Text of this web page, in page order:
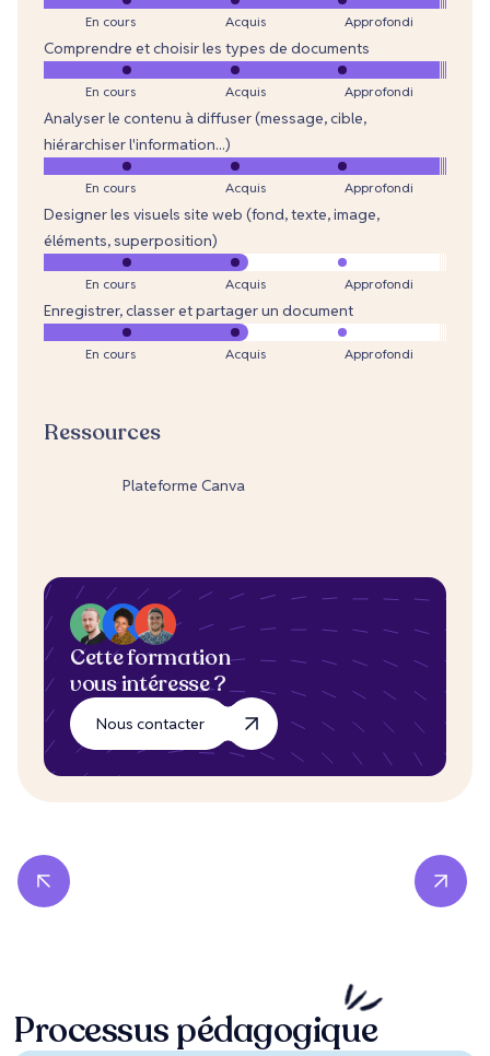
En cours Acquis Approfondi
Comprendre et choisir les types de documents
En cours Acquis Approfondi
Analyser le contenu à diffuser (message, cible,
hiérarchiser l'information...)
En cours Acquis Approfondi
Designer les visuels site web (fond, texte, image,
éléments, superposition)
En cours Acquis Approfondi
Enregistrer, classer et partager un document
En cours Acquis Approfondi
Ressources
Plateforme Canva
Cette formation
vous intéresse ?
Nous contacter
Processuspédagogique